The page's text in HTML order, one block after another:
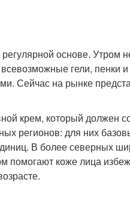
основе. Утром
гели, пенки
Сейчас на рынке
крем, который должен
регионов: для них
В более северных
коже лица